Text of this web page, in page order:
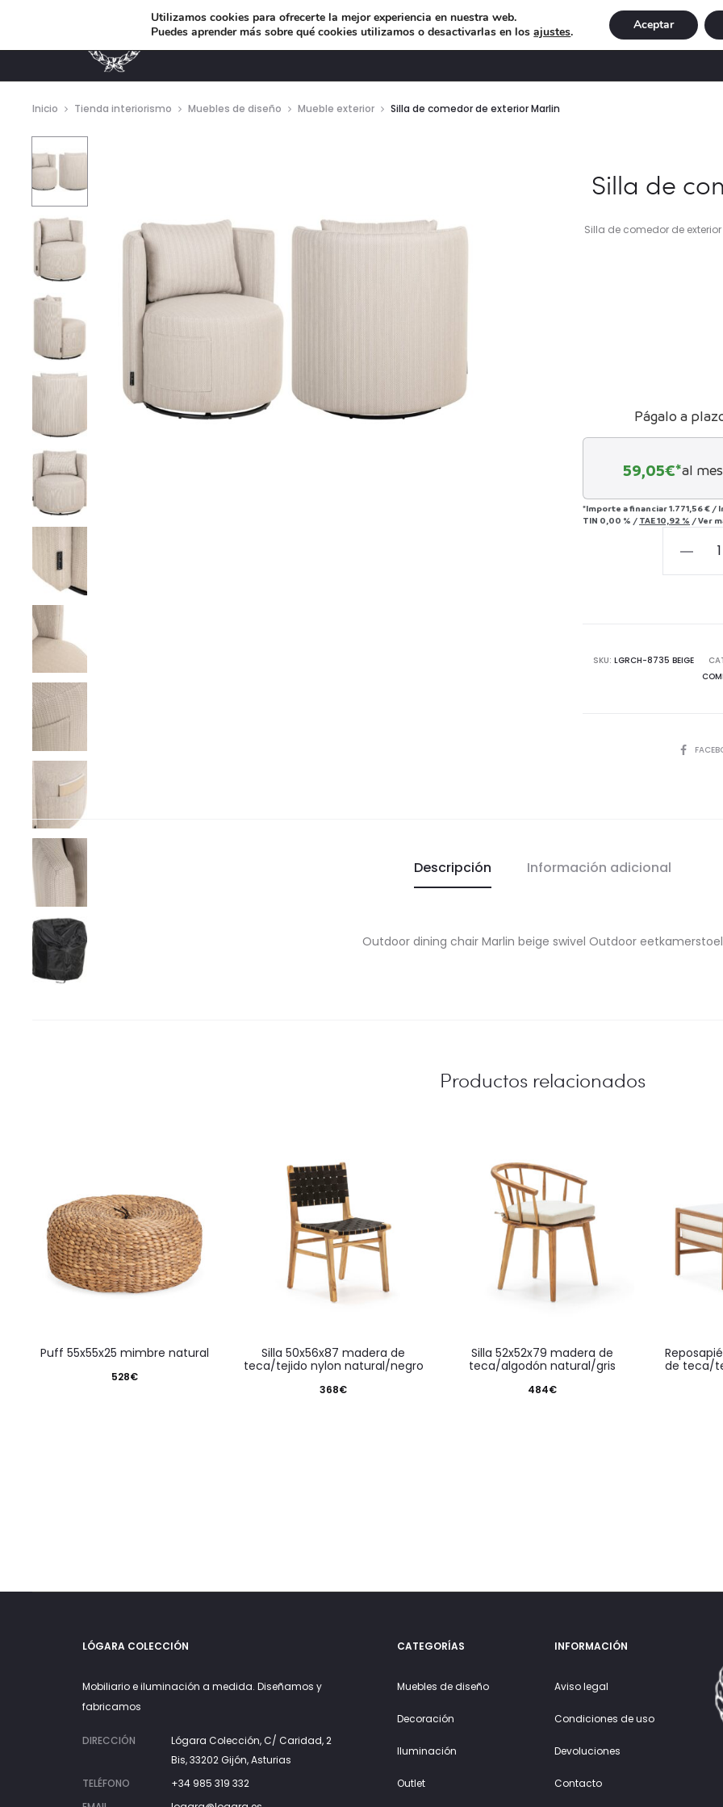
MUEBLES DE DISEÑO ILUMINACIÓN NAVIDAD
Inicio Tienda interiorismo Muebles de diseño Mueble exterior Silla de comedor de exterior Marlin
Silla de
Silla de comedor de
Págalo a
59,05€*al
*Importe a financiar1.771,56 € /
TIN 0,00 % / TAE10,92 % /Ver
Marlin
SKU: LGRCH-8735 BEIGE
Descripción Información adicional
Outdoor dining chair Marlin beige swivel Outdoor eetkamerstoel
Productos relacionados
puff 55x55x25 mimbre natural
528€
silla 50x56x87 madera de
teca/tejido nylon natural/negro
368€
silla 52x52x79 madera de
teca/algodón natural/gris
484€
reposapiés 78x60x44 madera
de teca/
LÓGARA COLECCIÓN
Mobiliario e iluminación a medida. Diseñamos y
fabricamos
DIRECCIÓN
Lógara Colección, C/ Caridad, 2
Bis, 33202 Gijón, Asturias
TELÉFONO
+34 985 319 332
CATEGORÍAS
Muebles de diseño
Decoración
Iluminación
Outlet
INFORMACIÓN
Aviso legal
Condiciones de uso
Devoluciones
Contacto
Utilizamos cookies para ofrecerte la mejor experiencia en nuestra web.
Puedes aprender más sobre qué cookies utilizamos o desactivarlas en losajustes. Aceptar